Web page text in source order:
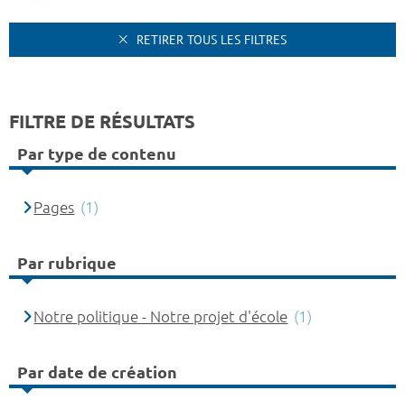
RETIRER TOUS LES FILTRES
FILTRE DE RÉSULTATS
Par type de contenu
Pages (1)
Par rubrique
Notre politique - Notre projet d'école (1)
Par date de création